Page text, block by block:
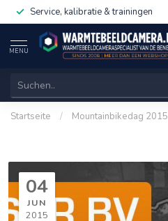
Service, kalibratie & trainingen
MENU
Startseite / Mountainbikedag 2015
04
JUN
2015